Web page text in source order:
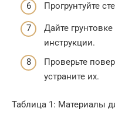
Прогрунтуйте
Дайте
инструкции.
Проверьте
устраните их.
Таблица 1: Материалы